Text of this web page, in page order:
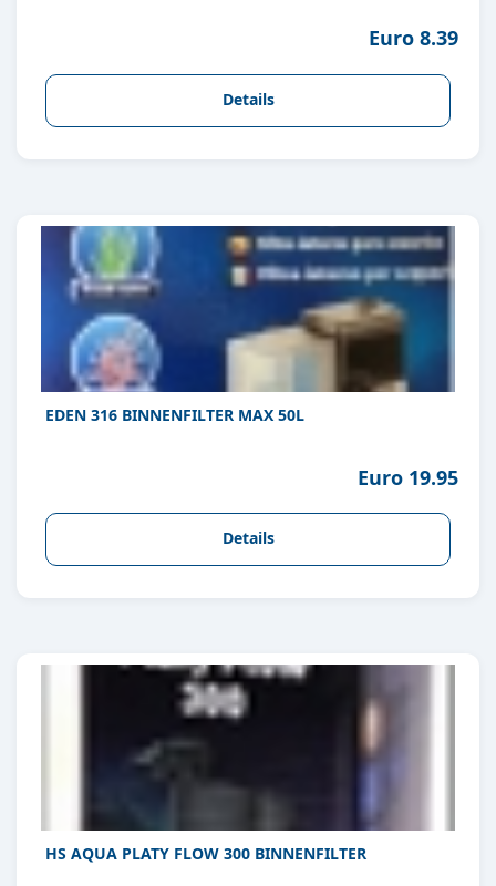
Euro 8.39
Details
EDEN 316 BINNENFILTER MAX 50L
Euro 19.95
Details
HS AQUA PLATY FLOW 300 BINNENFILTER